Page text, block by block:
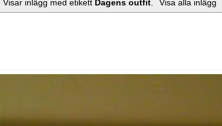
Visar inlägg med etikett Dagens outfit. Visa alla inlägg